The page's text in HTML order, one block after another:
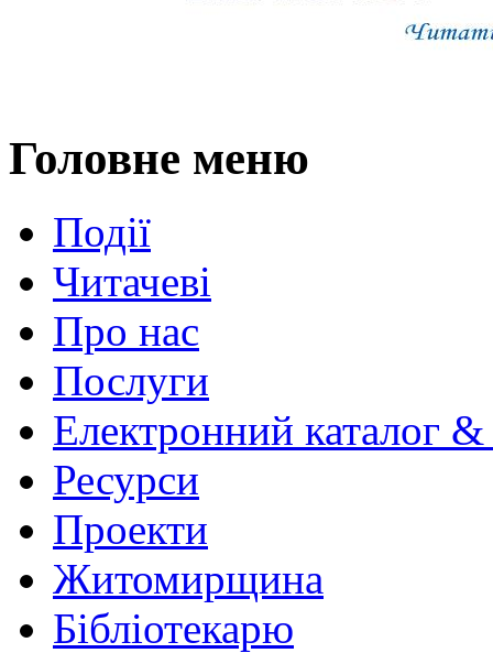
Головне меню
Події
Читачеві
Про нас
Послуги
Електронний каталог
Ресурси
Проекти
Житомирщина
Бібліотекарю